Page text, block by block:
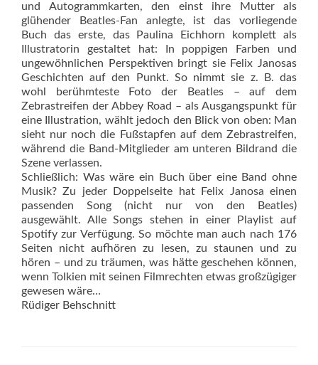
und Autogrammkarten, den einst ihre Mutter als
glühender Beatles-Fan anlegte, ist das vorliegende
Buch das erste, das Paulina Eichhorn komplett als
Illustratorin gestaltet hat: In poppigen Farben und
ungewöhnlichen Perspek­tiven bringt sie Felix Janosas
Geschichten auf den Punkt. So nimmt sie z. B. das
wohl berühmteste Foto der Beatles – auf dem
Zebrastreifen der Abbey Road – als Ausgangspunkt für
eine Illustration, wählt jedoch den Blick von oben: Man
sieht nur noch die Fußstapfen auf dem ­Zebrastreifen,
während die Band-Mitglieder am unteren Bildrand die
Szene verlassen.
Schließlich: Was wäre ein Buch über eine Band ohne
Musik? Zu jeder Doppelseite hat Felix Janosa einen
passenden Song (nicht nur von den Beatles)
ausgewählt. Alle Songs stehen in einer Playlist auf
Spotify zur Verfügung. So möchte man auch nach 176
Seiten nicht aufhören zu lesen, zu staunen und zu
hören – und zu träumen, was hätte geschehen können,
wenn Tolkien mit seinen Filmrechten etwas großzügiger
gewesen wäre…
Rüdiger Behschnitt